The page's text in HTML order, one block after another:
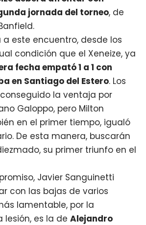
jornada del torneo, de
a este encuentro, desde los
condición que el Xeneize, ya
fecha empató 1 a 1 con
en Santiago del Estero. Los
la ventaja por
Galoppo, pero Milton
en el primer tiempo, igualó
De esta manera, buscarán
su primer triunfo en el
Javier Sanguinetti
con las bajas de varios
lamentable, por la
es la de Alejandro